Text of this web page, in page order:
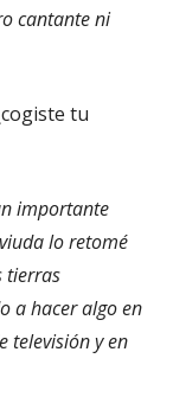
cantante ni
tu
importante
lo retomé
tierras
a hacer algo en
televisión y en